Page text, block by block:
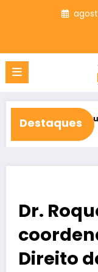
Destaques
apresenta
Dr.
Direito